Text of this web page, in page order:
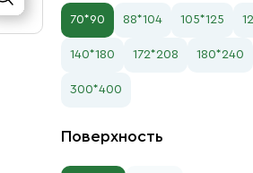
70*90 88*104 105*125
140*180 172*208 180*240
300*400
Поверхность